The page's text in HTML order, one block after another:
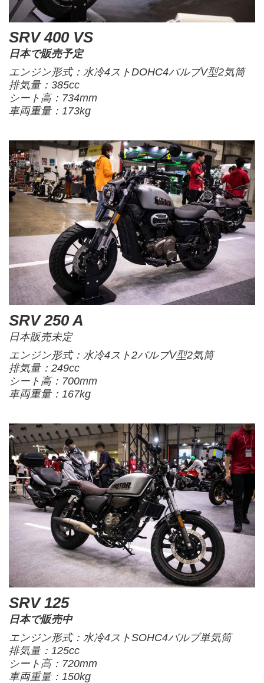
SRV 400 VS
日本で販売予定
エンジン形式：水冷4ストDOHC4バルブV型2気筒
排気量：385cc
シート高：734mm
車両重量：173kg
SRV 250 A
日本販売未定
エンジン形式：水冷4スト2バルブV型2気筒
排気量：249cc
シート高：700mm
車両重量：167kg
SRV 125
日本で販売中
エンジン形式：水冷4ストSOHC4バルブ単気筒
排気量：125cc
シート高：720mm
車両重量：150kg